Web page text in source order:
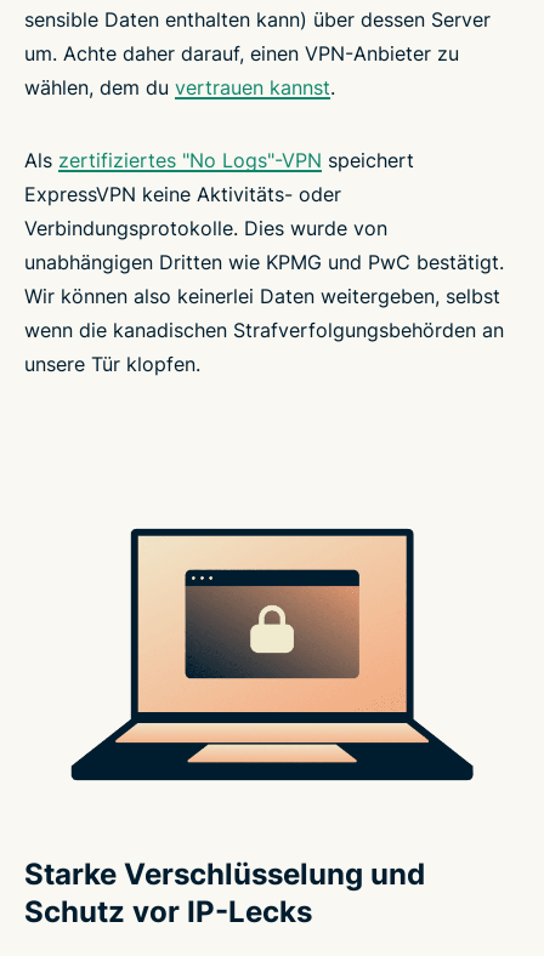
sensible Daten enthalten kann) über dessen Server
um. Achte daher darauf, einen VPN-Anbieter zu
wählen, dem du vertrauen kannst.
Als zertifiziertes "No Logs"-VPN speichert
ExpressVPN keine Aktivitäts- oder
Verbindungsprotokolle. Dies wurde von
unabhängigen Dritten wie KPMG und PwC bestätigt.
Wir können also keinerlei Daten weitergeben, selbst
wenn die kanadischen Strafverfolgungsbehörden an
unsere Tür klopfen.
Starke Verschlüsselung und
Schutz vor IP-Lecks